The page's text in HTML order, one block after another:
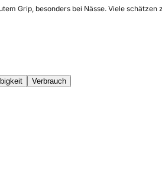
Grip, besonders bei Nässe. Viele
Verbrauch